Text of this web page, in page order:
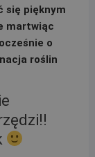
się pięknym
martwiąc
o
roślin